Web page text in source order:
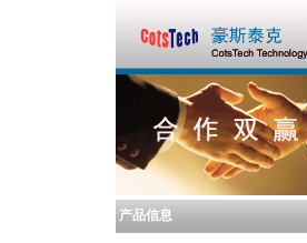
产品信息